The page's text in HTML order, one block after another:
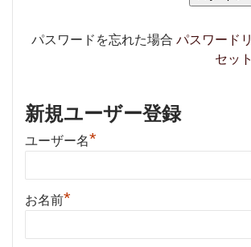
パスワードを忘れた場合 パスワードリ
セット
新規ユーザー登録
ユーザー名*
お名前*